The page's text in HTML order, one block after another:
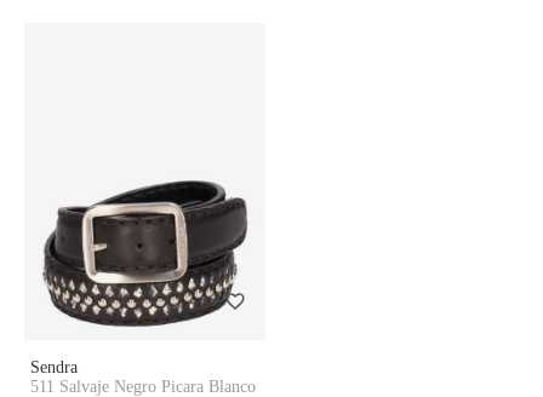
Sendra
511 Salvaje Negro Picara Blanco